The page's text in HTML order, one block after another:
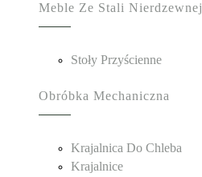
Meble Ze Stali Nierdzewnej
Stoły Przyścienne
Obróbka Mechaniczna
Krajalnica Do Chleba
Krajalnice